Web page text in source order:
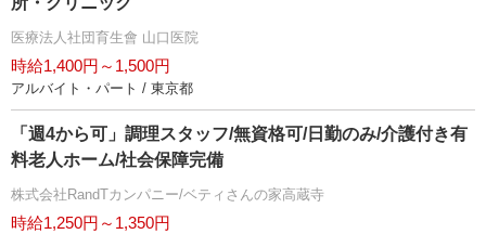
医療法人社団育生會 山口医院
時給1,400円～1,500円
アルバイト・パート / 東京都
「週4から可」調理スタッフ/無資格可/日勤のみ/介護付き有
料老人ホーム/社会保障完備
株式会社RandTカンパニー/ベティさんの家高蔵寺
時給1,250円～1,350円